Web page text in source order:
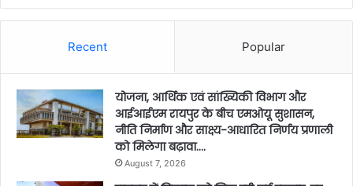
Recent Popular
योजना, आर्थिक एवं सांख्यिकी विभाग और
आईआईएम रायपुर के बीच एमओयू सुशासन,
नीति निर्माण और साक्ष्य-आधारित निर्णय प्रणाली
को मिलेगा बढ़ावा….
August 7, 2026